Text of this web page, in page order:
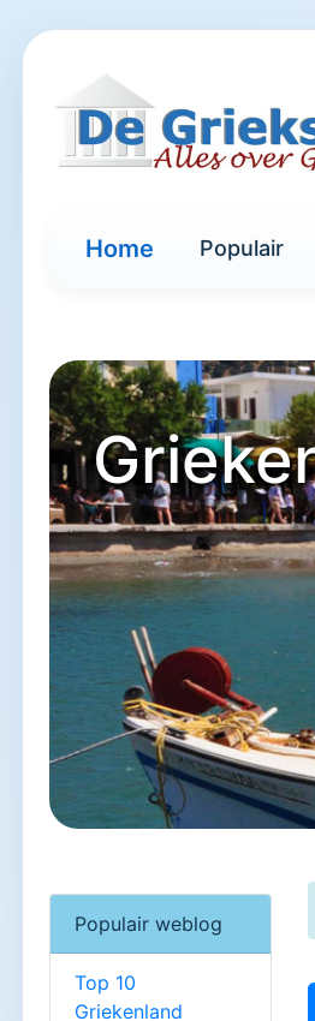
Home Populair
Populair weblog
Top 10
Griekenland